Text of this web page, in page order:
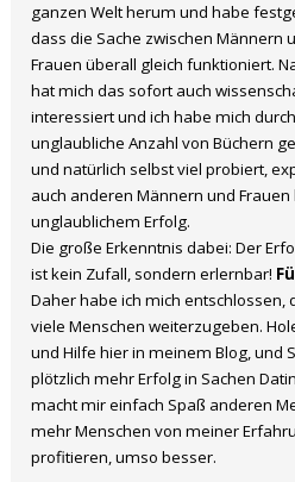
ganzen Welt herum und habe
dass die Sache zwischen Männern
Frauen überall gleich funktioniert.
hat mich das sofort auch
interessiert und ich habe mich
unglaubliche Anzahl von Büchern
und natürlich selbst viel probiert,
auch anderen Männern und
unglaublichem Erfolg.
Die große Erkenntnis dabei: Der
ist kein Zufall, sondern erlernbar!
Daher habe ich mich entschlossen,
viele Menschen weiterzugeben.
und Hilfe hier in meinem Blog, und
plötzlich mehr Erfolg in Sachen
macht mir einfach Spaß anderen
mehr Menschen von meiner
profitieren, umso besser.